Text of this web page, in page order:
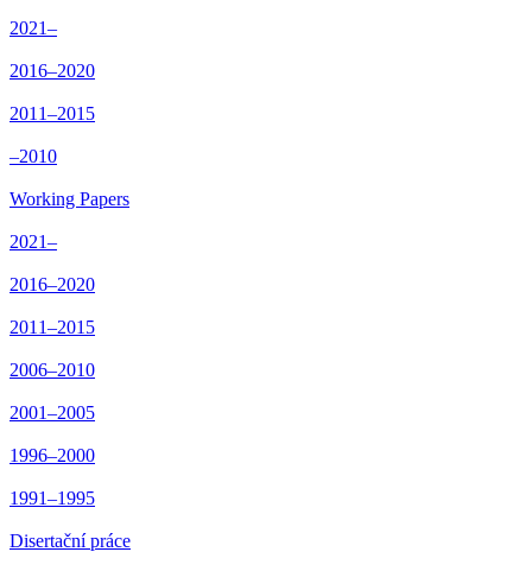
2021–
2016–2020
2011–2015
–2010
Working Papers
2021–
2016–2020
2011–2015
2006–2010
2001–2005
1996–2000
1991–1995
Disertační práce